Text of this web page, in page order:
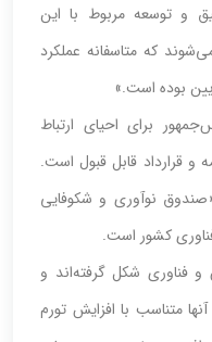
و توسعه مربوط با این
که متاسفانه عملکرد
بوده است.»
برای احیای ارتباط
و قرارداد قابل قبول است.
نوآوری و شکوفایی
کشور است.
شکل گرفته‌اند و
متناسب با افزایش تورم